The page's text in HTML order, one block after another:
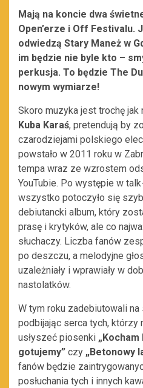
Mają na koncie dwa
Open’erze i Off Festivalu.
odwiedzą Stary Maneż w
im będzie nie byle kto –
perkusja. To będzie The
nowym wymiarze!
Skoro muzyka jest trochę jak
Kuba Karaś, pretendują by
czarodziejami polskiego
powstało w 2011 roku w
tempa wraz ze wzrostem
YouTubie. Po występie w
wszystko potoczyło się
debiutancki album, który
prasę i krytyków, ale co
słuchaczy. Liczba fanów
po deszczu, a melodyjne
uzależniały i wprawiały w
nastolatków.
W tym roku zadebiutowali na
podbijając serca tych,
usłyszeć piosenki „Kocham
gotujemy” czy „Betonowy
fanów będzie
posłuchania tych i innych